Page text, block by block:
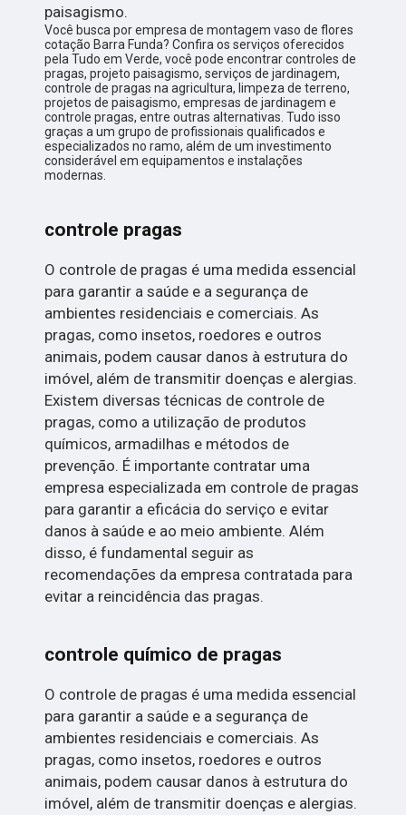
paisagismo.
Você busca por empresa de montagem vaso de flores
cotação Barra Funda? Confira os serviços oferecidos
pela Tudo em Verde, você pode encontrar controles de
pragas, projeto paisagismo, serviços de jardinagem,
controle de pragas na agricultura, limpeza de terreno,
projetos de paisagismo, empresas de jardinagem e
controle pragas, entre outras alternativas. Tudo isso
graças a um grupo de profissionais qualificados e
especializados no ramo, além de um investimento
considerável em equipamentos e instalações
modernas.
controle pragas
O controle de pragas é uma medida essencial
para garantir a saúde e a segurança de
ambientes residenciais e comerciais. As
pragas, como insetos, roedores e outros
animais, podem causar danos à estrutura do
imóvel, além de transmitir doenças e alergias.
Existem diversas técnicas de controle de
pragas, como a utilização de produtos
químicos, armadilhas e métodos de
prevenção. É importante contratar uma
empresa especializada em controle de pragas
para garantir a eficácia do serviço e evitar
danos à saúde e ao meio ambiente. Além
disso, é fundamental seguir as
recomendações da empresa contratada para
evitar a reincidência das pragas.
controle químico de pragas
O controle de pragas é uma medida essencial
para garantir a saúde e a segurança de
ambientes residenciais e comerciais. As
pragas, como insetos, roedores e outros
animais, podem causar danos à estrutura do
imóvel, além de transmitir doenças e alergias.